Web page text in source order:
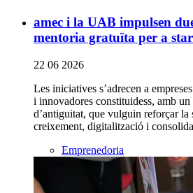
amec i la UAB impulsen
mentoria gratuïta per a
22 06 2026
Les iniciatives s’adrecen a
i innovadores constituidess, amb
d’antiguitat, que vulguin reforçar la
creixement, digitalització i
Emprenedoria